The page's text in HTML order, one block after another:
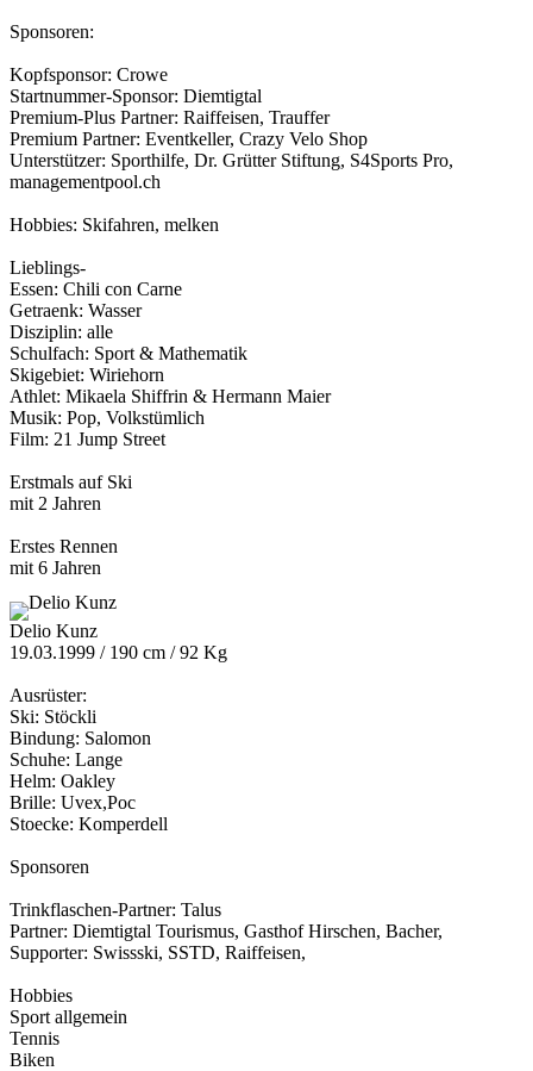
Sponsoren:
Kopfsponsor: Crowe
Startnummer­-Sponsor: Diemtigtal
Premium-Plus Partner: Raiffeisen, Trauffer
Premium Partner: Eventkeller, Crazy Velo Shop
Unterstützer: Sporthilfe, Dr. Grütter Stiftung, S4Sports Pro,
managementpool.ch
Hobbies: Skifahren, melken
Lieblings-
Essen: Chili con Carne
Getraenk: Wasser
Disziplin: alle
Schulfach: Sport & Mathematik
Skigebiet: Wiriehorn
Athlet: Mikaela Shiffrin & Hermann Maier
Musik: Pop, Volkstümlich
Film: 21 Jump Street
Erstmals auf Ski
mit 2 Jahren
Erstes Rennen
mit 6 Jahren
Delio Kunz
19.03.1999 / 190 cm / 92 Kg
Ausrüster:
Ski: Stöckli
Bindung: Salomon
Schuhe: Lange
Helm: Oakley
Brille: Uvex,Poc
Stoecke: Komperdell
Sponsoren
Trinkflaschen-Partner: Talus
Partner: Diemtigtal Tourismus, Gasthof Hirschen, Bacher,
Supporter: Swissski, SSTD, Raiffeisen,
Hobbies
Sport allgemein
Tennis
Biken